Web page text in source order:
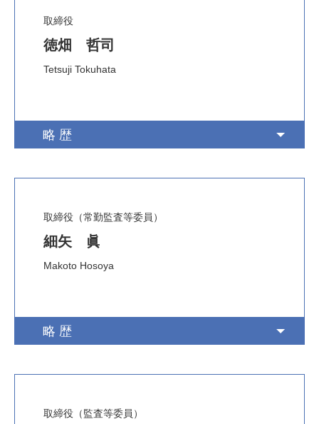
取締役
徳畑 哲司
Tetsuji Tokuhata
略歴
取締役（常勤監査等委員）
細矢 眞
Makoto Hosoya
略歴
取締役（監査等委員）